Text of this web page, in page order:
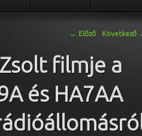
← Előző Következő
filmje a
és HA7AA